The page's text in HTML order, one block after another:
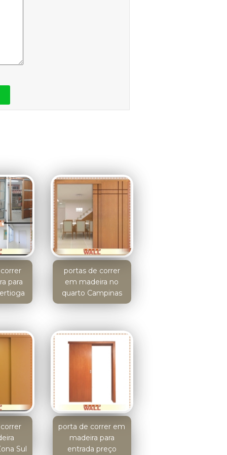
para
portas de correr
em madeira no
quarto Campinas
Sul
porta de correr em
madeira para
entrada preço